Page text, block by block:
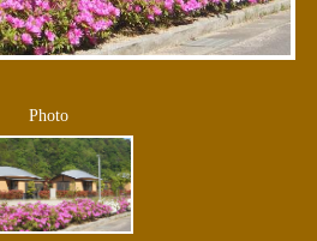
Photo